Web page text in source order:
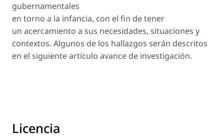
gubernamentales
en torno a la infancia, con el fin de tener
un acercamiento a sus necesidades, situaciones y
contextos. Algunos de los hallazgos serán descritos
en el siguiente artículo avance de investigación.
Licencia